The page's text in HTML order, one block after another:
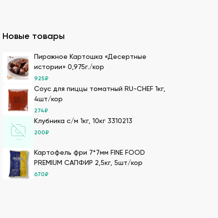
оптовой партией в нашей компании.
20-летний опыт в этой сфере, поэтому
Мы дорожим репутацией и заботимся о
продукции.
здесь можно сделать онлайн-заказ –
с оптимальными условиями хранения –
Новые товары
Пирожное Картошка «Десертные
истории» 0,975г./кор
925₽
Соус для пиццы томатный RU-CHEF 1кг,
4шт/кор
274₽
Клубника с/м 1кг, 10кг 3310213
200₽
Картофель фри 7*7мм FINE FOOD
PREMIUM САПФИР 2,5кг, 5шт/кор
670₽